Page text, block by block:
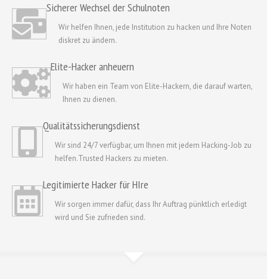
Sicherer Wechsel der Schulnoten
Wir helfen Ihnen, jede Institution zu hacken und Ihre Noten
diskret zu ändern.
Elite-Hacker anheuern
Wir haben ein Team von Elite-Hackern, die darauf warten,
Ihnen zu dienen.
Qualitätssicherungsdienst
Wir sind 24/7 verfügbar, um Ihnen mit jedem Hacking-Job zu
helfen.Trusted Hackers zu mieten.
Legitimierte Hacker für HIre
Wir sorgen immer dafür, dass Ihr Auftrag pünktlich erledigt
wird und Sie zufrieden sind.